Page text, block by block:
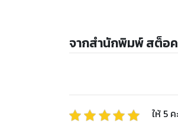
จากสำนักพิมพ์ สต็อ
ให้ 5